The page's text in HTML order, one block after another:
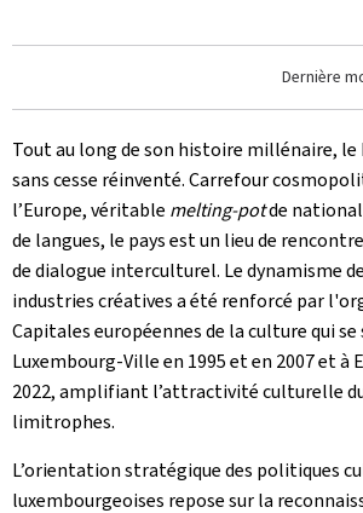
Dernière
Tout au long de son histoire millénaire, le
sans cesse réinventé. Carrefour
l’Europe, véritable melting-potde
de langues, le pays est un lieu de
de dialogue interculturel. Le dynamisme
industries créatives a été renforcé par
Capitales européennes de la culture qui
Luxembourg-Ville en 1995 et en 2007 et à
2022, amplifiant l’attractivité culturelle
limitrophes.
L’orientation stratégique des politiques
luxembourgeoises repose sur la